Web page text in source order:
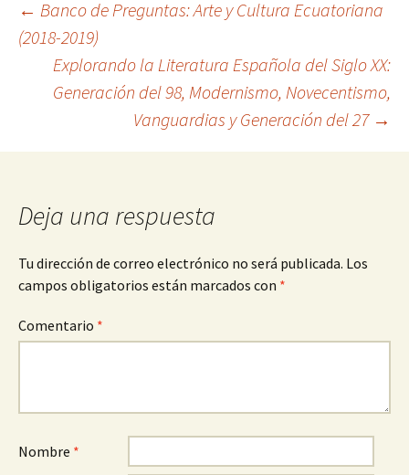
Navegación
entradas
← Banco de Preguntas: Arte y Cultura Ecuatoriana
(2018-2019)
Explorando la Literatura Española del Siglo XX:
Generación del 98, Modernismo, Novecentismo,
Vanguardias y Generación del 27 →
Deja una respuesta
Tu dirección de correo electrónico no será publicada. Los
campos obligatorios están marcados con *
Comentario *
Nombre *